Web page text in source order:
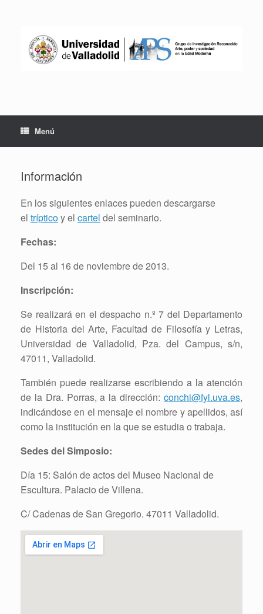
Menú
Información
En los siguientes enlaces pueden descargarse
el trípticoy el cartel del seminario.
Fechas:
Del 15 al 16 de noviembre de 2013.
Inscripción:
Se realizará en el despacho n.º 7 del Departamento
de Historia del Arte, Facultad de Filosofía y Letras,
Universidad de Valladolid, Pza. del Campus, s/n,
47011, Valladolid.
También puede realizarse escribiendo a la atención
de la Dra. Porras, a la dirección: conchi@fyl.uva.es,
indicándose en el mensaje el nombre y apellidos, así
como la institución en la que se estudia o trabaja.
Sedes del Simposio:
Día 15: Salón de actos del Museo Nacional de
Escultura. Palacio de Villena.
C/ Cadenas de San Gregorio. 47011 Valladolid.